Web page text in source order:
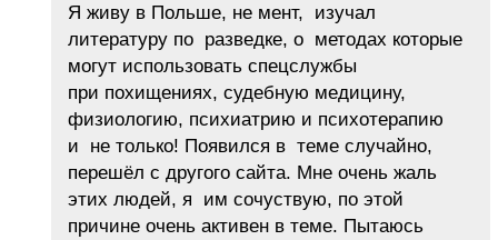
Я живу в Польше, не мент, изучал
литературу по разведке, о методах которые
могут использовать спецслужбы
при похищениях, судебную медицину,
физиологию, психиатрию и психотерапию
и не только! Появился в теме случайно,
перешёл с другого сайта. Мне очень жаль
этих людей, я им сочуствую, по этой
причине очень активен в теме. Пытаюсь